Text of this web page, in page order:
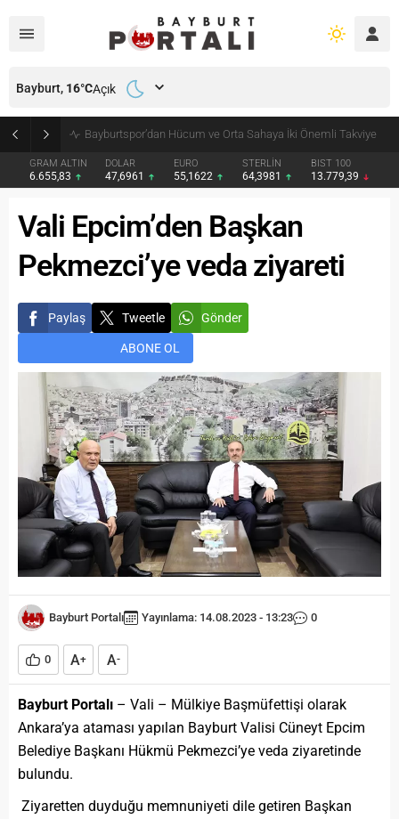
Bayburt’ta Minik Öğrencilere Jandarma Mesleği Tanıtıldı
GRAM ALTIN
6.655,83
DOLAR
47,6961
EURO
55,1622
STERLİN
64,3981
BIST 100
13.779,39
Bayburt, 16°CAçık
Vali Epcim’den Başkan
Pekmezci’ye veda ziyareti
Paylaş Tweetle Gönder
ABONE OL
Bayburt Portalı Yayınlama: 14.08.2023 - 13:23 0
0 A+ A-
Bayburt Portalı – Vali – Mülkiye Başmüfettişi olarak
Ankara’ya ataması yapılan Bayburt Valisi Cüneyt Epcim
Belediye Başkanı Hükmü Pekmezci’ye veda ziyaretinde
bulundu.
Ziyaretten duyduğu memnuniyeti dile getiren Başkan